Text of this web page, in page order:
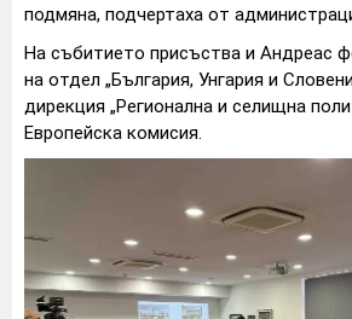
подмяна, подчертаха от
На събитието присъства и Андреас
на отдел „България, Унгария и
дирекция „Регионална и селищна
Европейска комисия.